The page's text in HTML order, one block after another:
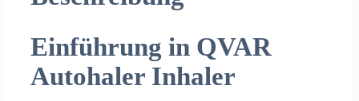
Einführung in QVAR
Autohaler Inhaler